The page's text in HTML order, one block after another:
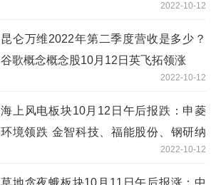
2022-10-12
昆仑万维2022年第二季度营收是多少？
谷歌概念概念股10月12日英飞拓领涨
2022-10-12
海上风电板块10月12日午后报跌：申菱
环境领跌 金智科技、福能股份、钢研纳
2022-10-12